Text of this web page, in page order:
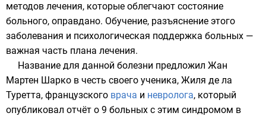
методов лечения, которые облегчают состояние
больного, оправдано. Обучение, разъяснение этого
заболевания и психологическая поддержка больных —
важная часть плана лечения.
Название для данной болезни предложил Жан
Мартен Шарко в честь своего ученика, Жиля де ла
Туретта, французского врача и невролога, который
опубликовал отчёт о 9 больных с этим синдромом в